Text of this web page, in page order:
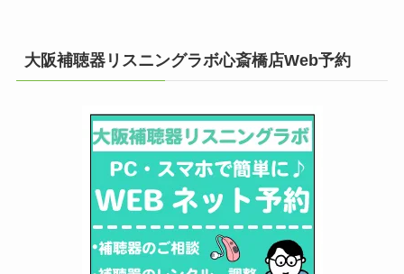
大阪補聴器リスニングラボ心斎橋店Web予約